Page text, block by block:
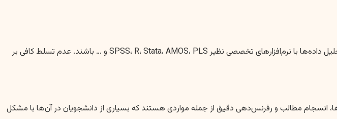
بسته به رشته تحصیلی، پایان نامه‌ها ممکن است نیازمند استفاده از روش‌های پیچیده تحقیق کمی یا کیفی و تحلیل داده‌ها با نرم‌افزارهای تخصصی نظیر SPSS، R، Stata، AMOS، PLS و … باشند. عدم تسلط کافی بر
مطالب و رفرنس‌دهی دقیق از جمله مواردی هستند که بسیاری از دانشجویان در آن‌ها با مشکل